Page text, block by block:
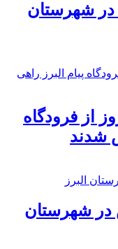
در شهرستان
از فرودگاه
شدند
در شهرستان